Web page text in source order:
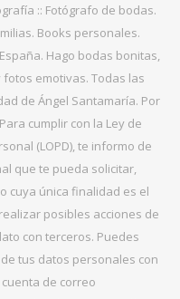
:: Fotógrafo de bodas.
Books personales.
Hago bodas bonitas,
emotivas. Todas las
de Ángel Santamaría. Por
cumplir con la Ley de
(LOPD), te informo de
que te pueda solicitar,
cuya única finalidad es el
posibles acciones de
con terceros. Puedes
tus datos personales con
de correo